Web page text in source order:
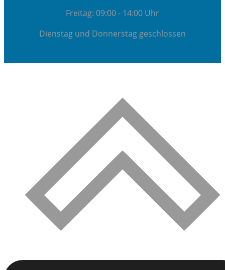
Freitag: 09:00 - 14:00 Uhr
Dienstag und Donnerstag geschlossen